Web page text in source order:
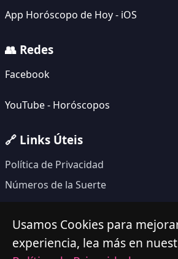
App Horóscopo de Hoy - iOS
👥 Redes
Facebook
YouTube - Horóscopos
🔗 Links Úteis
Política de Privacidad
Números de la Suerte
© 2026 123 Horóscopo.
Usamos Cookies para
experiencia, lea más en